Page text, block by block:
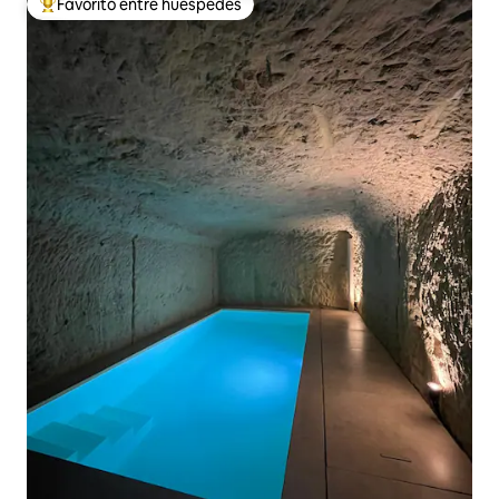
Favorito entre huéspedes preferido
Favorito entre huéspedes